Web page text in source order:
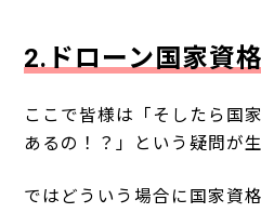
2.ドローン国家資
ここで皆様は「そしたら国
あるの！？」という疑問が
ではどういう場合に国家資